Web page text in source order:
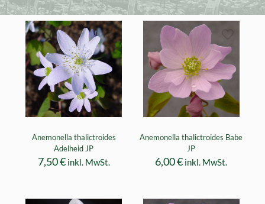
Anemonella thalictroides
Adelheid JP
7,50€ inkl. MwSt.
Anemonella thalictroides Babe
JP
6,00€ inkl. MwSt.